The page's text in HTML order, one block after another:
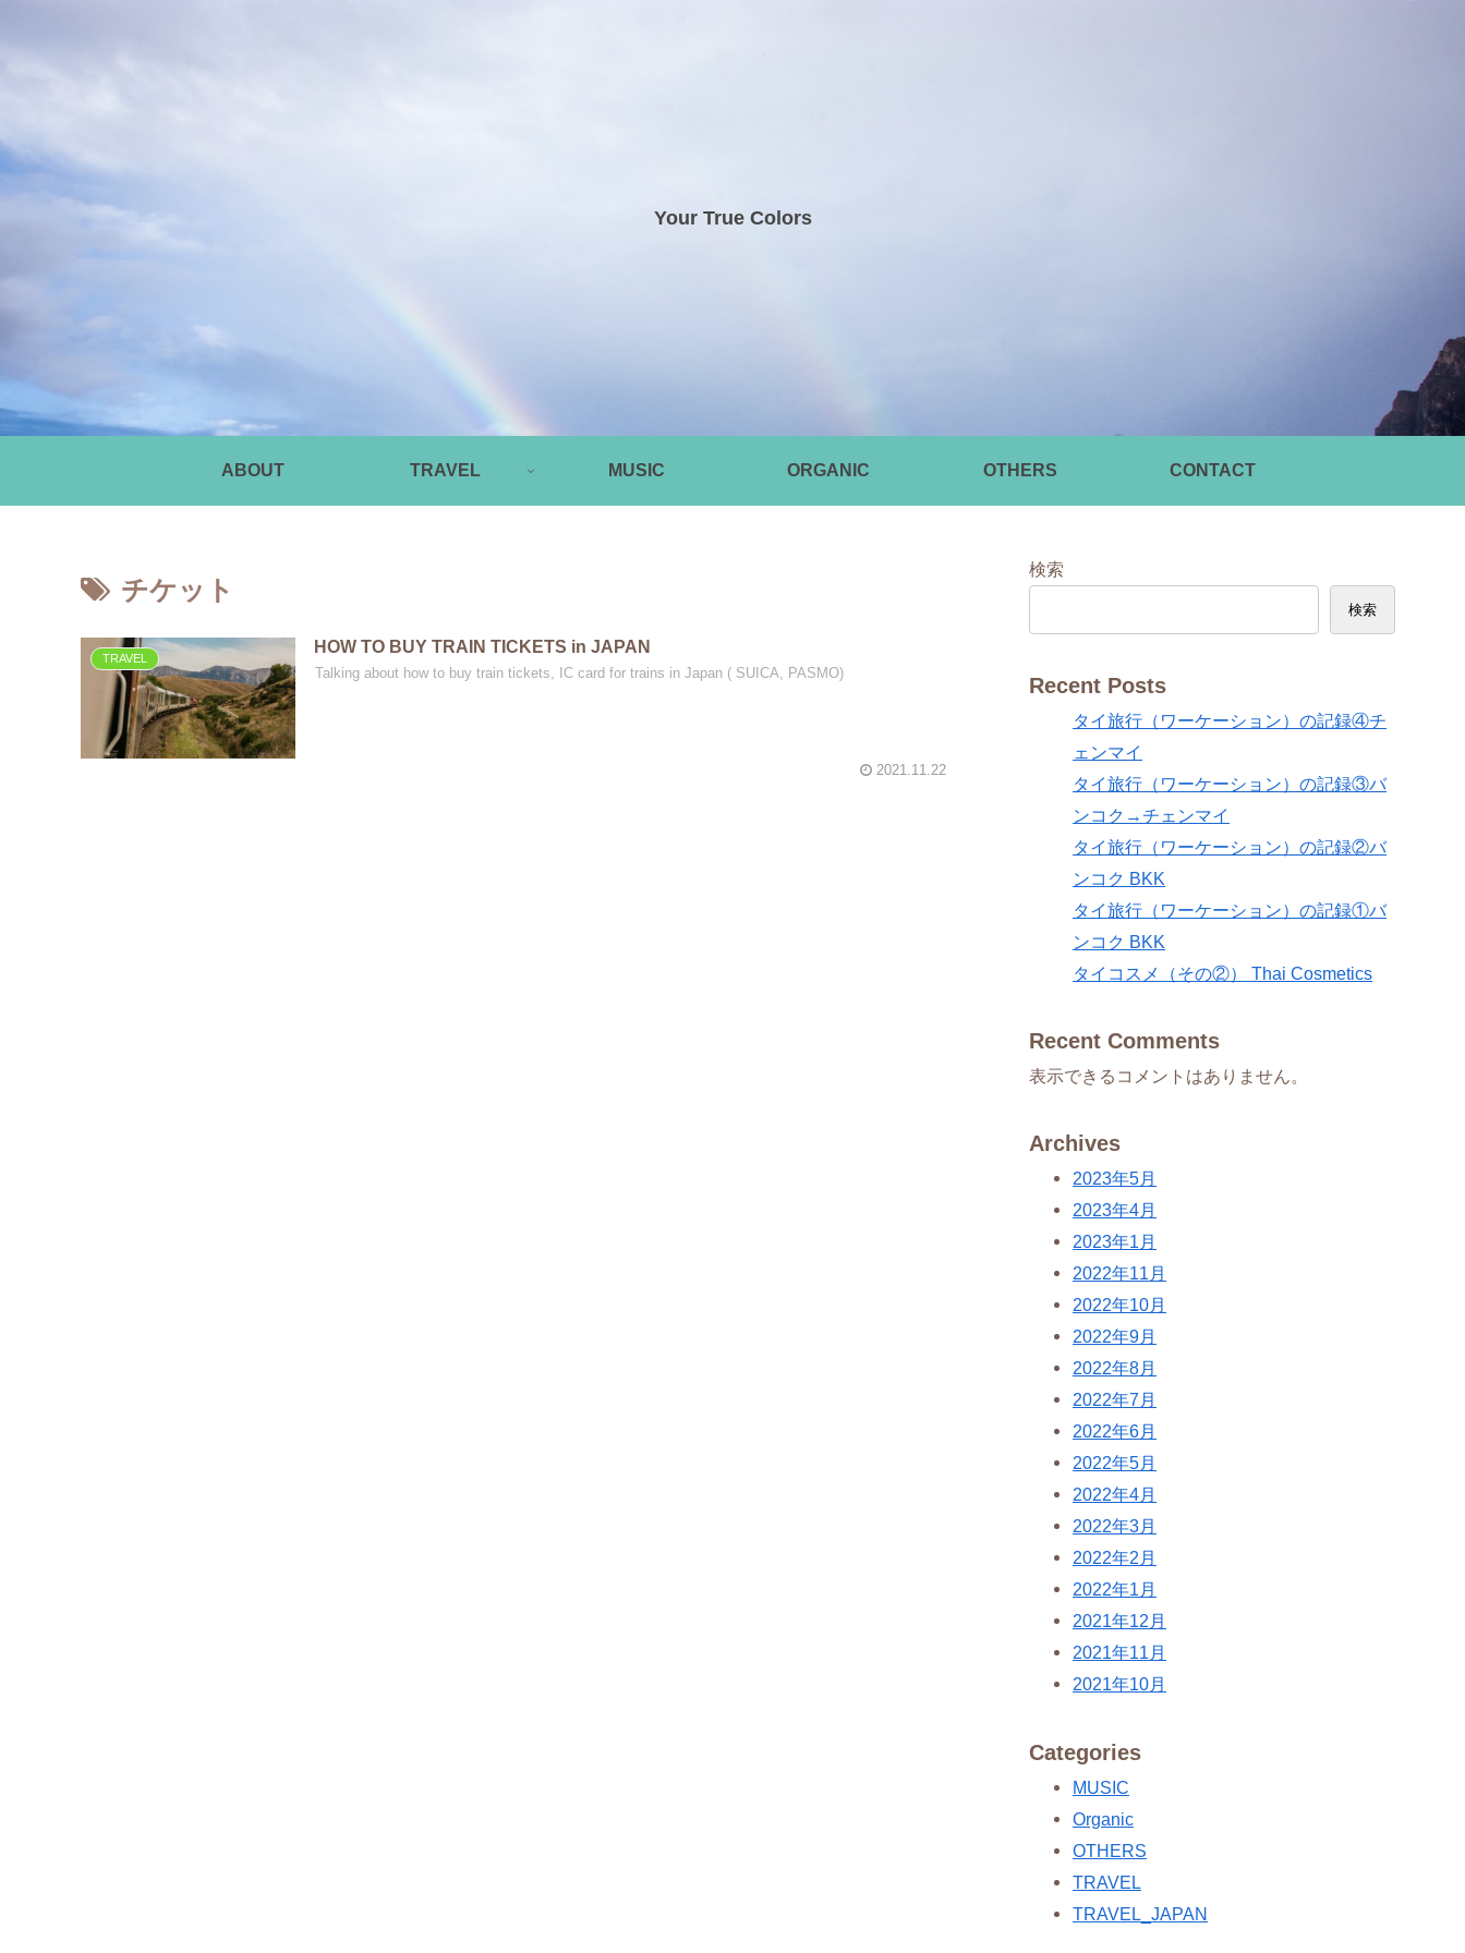
Your True Colors
ABOUT TRAVEL MUSIC ORGANIC OTHERS CONTACT
チケット
TRAVEL
HOW TO BUY TRAIN TICKETS in JAPAN
Talking about how to buy train tickets, IC card for trains in Japan ( SUICA, PASMO)
2021.11.22
検索
検索
Recent Posts
タイ旅行（ワーケーション）の記録④チ
ェンマイ
タイ旅行（ワーケーション）の記録③バ
ンコク→チェンマイ
タイ旅行（ワーケーション）の記録②バ
ンコク BKK
タイ旅行（ワーケーション）の記録①バ
ンコク BKK
タイコスメ（その②） Thai Cosmetics
Recent Comments
表示できるコメントはありません。
Archives
2023年5月
2023年4月
2023年1月
2022年11月
2022年10月
2022年9月
2022年8月
2022年7月
2022年6月
2022年5月
2022年4月
2022年3月
2022年2月
2022年1月
2021年12月
2021年11月
2021年10月
Categories
MUSIC
Organic
OTHERS
TRAVEL
TRAVEL_JAPAN